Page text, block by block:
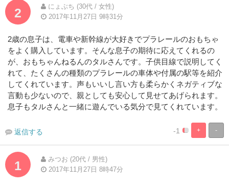
2
にょぶち (30代 / 女性)
2017年11月27日 9時31分
2歳の息子は、電車や新幹線が大好きでプラレールのおもちゃ
をよく購入しています。そんな息子の期待に応えてくれるの
が、おもちゃんねるんのタルさんです。子供目線で説明してく
れて、たくさんの種類のプラレールの車体や付属の駅等を紹介
してくれています。声もいいし言い方も柔らかくネガティブな
言動も少ないので、親としても安心して見せてあげられます。
息子もタルさんと一緒に遊んでいる気分で見てくれています。
-
+
5%95%
-1
返信する
1
みつお (20代 / 男性)
2017年11月27日 8時47分